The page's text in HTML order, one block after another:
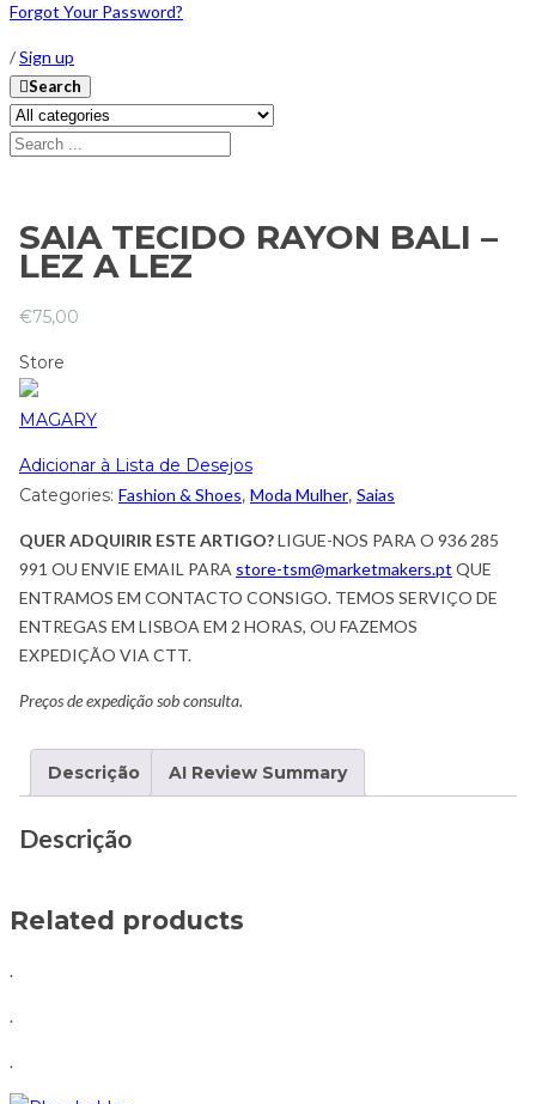
Forgot Your Password?
/Sign up
Search
SAIA TECIDO RAYON BALI –
LEZ A LEZ
€75,00
Store
MAGARY
Adicionar à Lista de Desejos
Categories: Fashion & Shoes, Moda Mulher, Saias
QUER ADQUIRIR ESTE ARTIGO?LIGUE-NOS PARA O 936 285
991 OU ENVIE EMAIL PARA store-tsm@marketmakers.pt QUE
ENTRAMOS EM CONTACTO CONSIGO. TEMOS SERVIÇO DE
ENTREGAS EM LISBOA EM 2 HORAS, OU FAZEMOS
EXPEDIÇÃO VIA CTT.
Preços de expedição sob consulta.
Descrição AI Review Summary
Descrição
Related products
.
.
.